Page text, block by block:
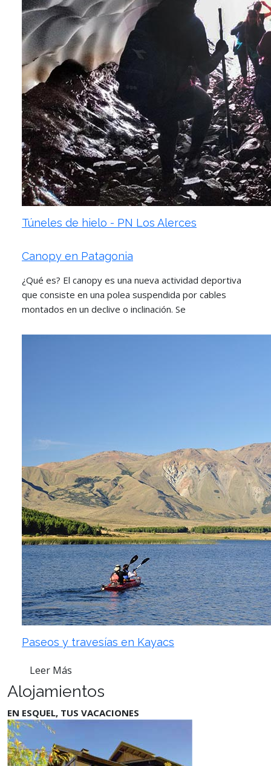
Túneles de hielo - PN Los Alerces
Canopy en Patagonia
¿Qué es? El canopy es una nueva actividad deportiva
que consiste en una polea suspendida por cables
montados en un declive o inclinación. Se
Paseos y travesías en Kayacs
Leer Más
Alojamientos
EN ESQUEL, TUS VACACIONES